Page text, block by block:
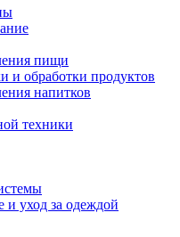
пищи
и обработки продуктов
напитков
техники
уход за одеждой